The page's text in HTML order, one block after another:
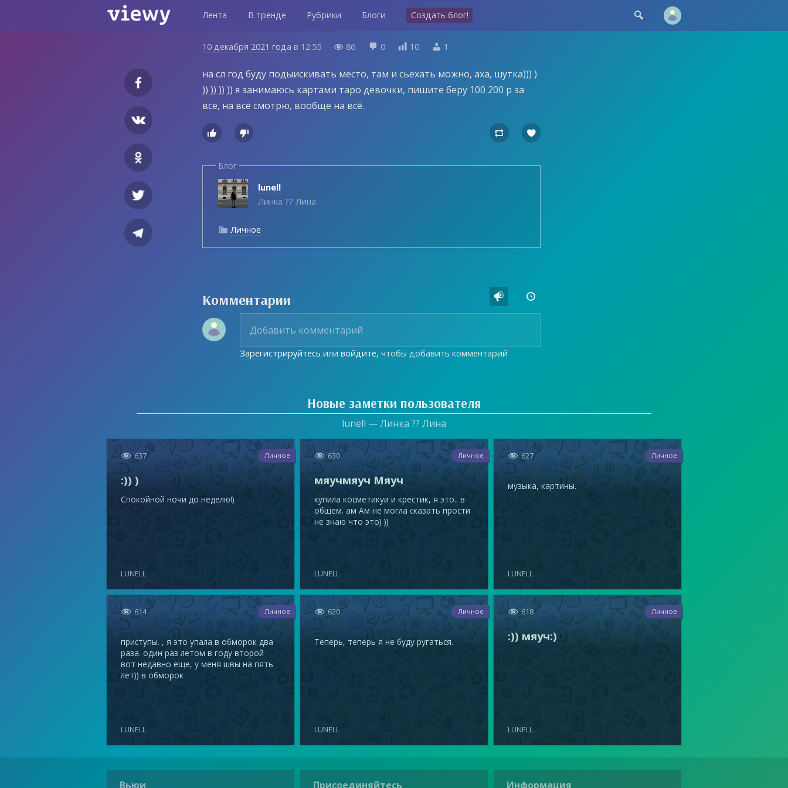
Лента В тренде Рубрики Блоги Создать блог! 
10 декабря 2021 года в 12:55  86  0  10  1
на сл год буду подыискивать место, там и сьехать можно, аха, шутка))) )
)) )) )) )) я занимаюсь картами таро девочки, пишите беру 100 200 р за
все, на всё смотрю, вообще на всё.
   
Блог
lunell
Линка ?? Лина
 Личное
Комментарии  
Зарегистрируйтесь иливойдите, чтобы добавить комментарий
Новые заметки пользователя
lunell — Линка ?? Лина
 637 Личное
:)) )
Спокойной ночи до неделю!)
LUNELL
 630 Личное
мяучмяуч Мяуч
купила косметикуи и крестик, я это.. в
общем. ам Ам не могла сказать прости
не знаю что это) ))
LUNELL
 627 Личное
музыка, картины.
LUNELL
 614 Личное
приступы. , я это упала в обморок два
раза. один раз летом в году второй
вот недавно еще, у меня швы на пять
лет)) в обморок
LUNELL
 620 Личное
Теперь, теперь я не буду ругаться.
LUNELL
 618 Личное
:)) мяуч:)
LUNELL
Вьюи Присоединяйтесь Информация